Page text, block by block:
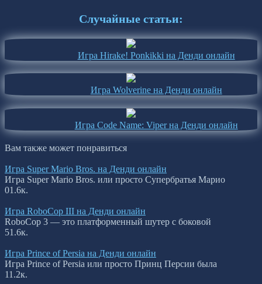
Случайные статьи:
Игра Hirake! Ponkikki на Денди онлайн
Игра Wolverine на Денди онлайн
Игра Code Name: Viper на Денди онлайн
Вам также может понравиться
Игра Super Mario Bros. на Денди онлайн
Игра Super Mario Bros. или просто Супербратья Марио
01.6к.
Игра RoboCop III на Денди онлайн
RoboCop 3 — это платформенный шутер с боковой
51.6к.
Игра Prince of Persia на Денди онлайн
Игра Prince of Persia или просто Принц Персии была
11.2к.